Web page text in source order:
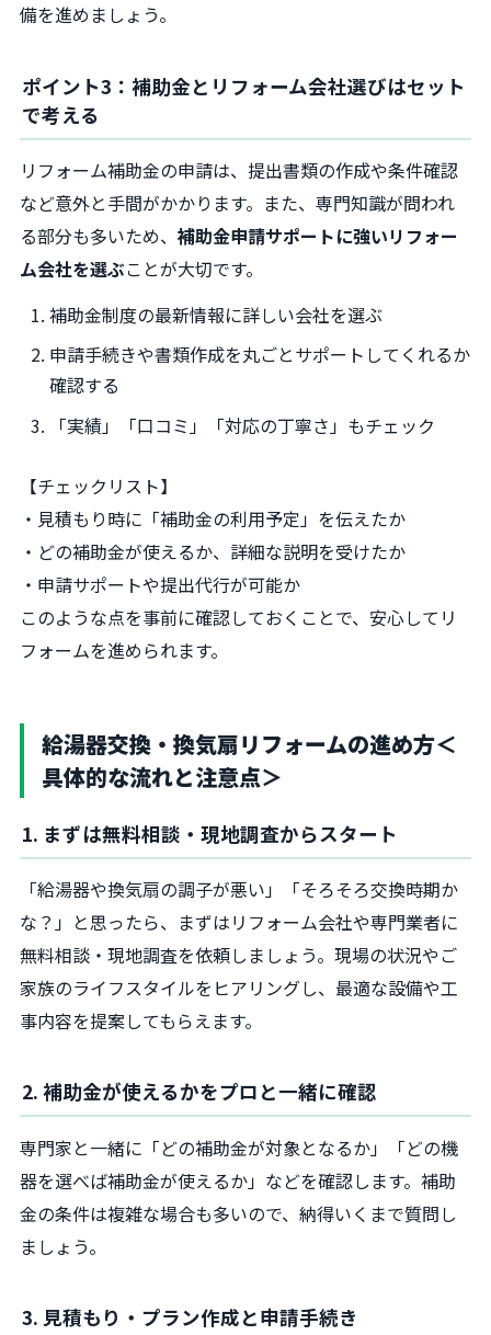
備を進めましょう。
ポイント3：補助金とリフォーム会社選びはセット
で考える
リフォーム補助金の申請は、提出書類の作成や条件確認
など意外と手間がかかります。また、専門知識が問われ
る部分も多いため、 補助金申請サポートに強いリフォー
ム会社を選ぶことが大切です。
補助金制度の最新情報に詳しい会社を選ぶ
申請手続きや書類作成を丸ごとサポートしてくれるか
確認する
「実績」「口コミ」「対応の丁寧さ」もチェック
【チェックリスト】
・見積もり時に「補助金の利用予定」を伝えたか
・どの補助金が使えるか、詳細な説明を受けたか
・申請サポートや提出代行が可能か
このような点を事前に確認しておくことで、安心してリ
フォームを進められます。
給湯器交換・換気扇リフォームの進め方＜
具体的な流れと注意点＞
1. まずは無料相談・現地調査からスタート
「給湯器や換気扇の調子が悪い」「そろそろ交換時期か
な？」と思ったら、まずはリフォーム会社や専門業者に
無料相談・現地調査を依頼しましょう。現場の状況やご
家族のライフスタイルをヒアリングし、最適な設備や工
事内容を提案してもらえます。
2. 補助金が使えるかをプロと一緒に確認
専門家と一緒に「どの補助金が対象となるか」「どの機
器を選べば補助金が使えるか」などを確認します。補助
金の条件は複雑な場合も多いので、納得いくまで質問し
ましょう。
3. 見積もり・プラン作成と申請手続き